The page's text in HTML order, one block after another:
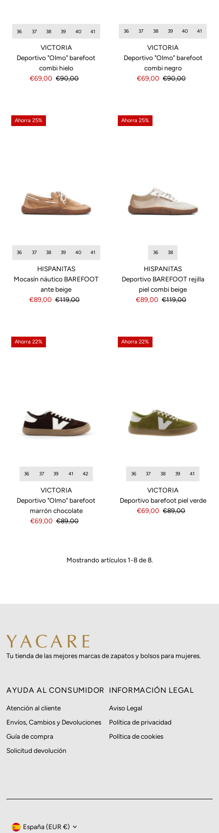
36 37 38 39 40 41
VICTORIA
Deportivo "Olmo" barefoot
combi hielo
Precio
€69,00 Precio
€90,00
36 37 38 39 40 41
VICTORIA
Deportivo "Olmo" barefoot
combi negro
Precio
€69,00 Precio
€90,00
Ahorra 25%
36 37 38 39 40 41
HISPANITAS
Mocasín náutico BAREFOOT
ante beige
Precio
€89,00 Precio
€119,00
Ahorra 25%
36 38
HISPANITAS
Deportivo BAREFOOT rejilla
piel combi beige
Precio
€89,00 Precio
€119,00
Ahorra 22%
36 37 39 41 42
VICTORIA
Deportivo "Olmo" barefoot
marrón chocolate
Precio
€69,00 Precio
€89,00
Ahorra 22%
36 37 38 39 41
VICTORIA
Deportivo barefoot piel verde
Precio
€69,00 Precio
€89,00
Mostrando artículos 1-8 de 8.
Tu tienda de las mejores marcas de zapatos y bolsos para mujeres.
AYUDA AL CONSUMIDOR
Atención al cliente
Envíos, Cambios y Devoluciones
Guía de compra
Solicitud devolución
INFORMACIÓN LEGAL
Aviso Legal
Política de privacidad
Política de cookies
Moneda
España (EUR €)